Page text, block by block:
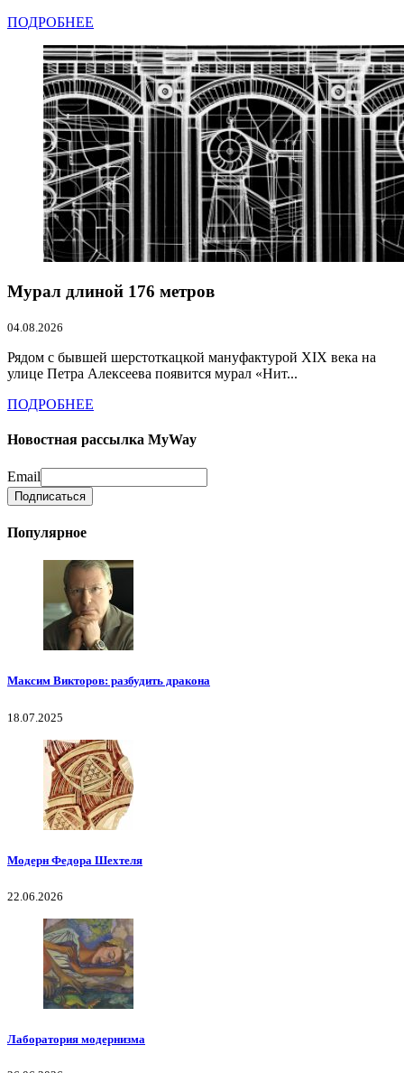
ПОДРОБНЕЕ
Мурал длиной 176 метров
04.08.2026
Рядом с бывшей шерстоткацкой мануфактурой XIX века на
улице Петра Алексеева появится мурал «Нит...
ПОДРОБНЕЕ
Новостная рассылка MyWay
Email
Популярное
Максим Викторов: разбудить дракона
18.07.2025
Модерн Федора Шехтеля
22.06.2026
Лаборатория модернизма